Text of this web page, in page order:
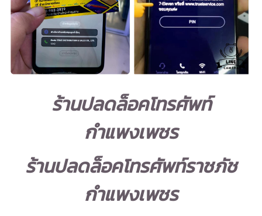
ร้านปลดล็อคโทรศัพท์
กำแพงเพชร
ร้านปลดล็อคโทรศัพท์ราชภัช
กำแพงเพชร